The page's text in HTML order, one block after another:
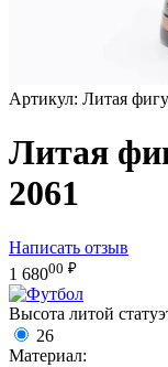
Артикул: Литая
Литая
2061
Написать отзыв
1 68000 ₽
Высота литой
26
Материал: